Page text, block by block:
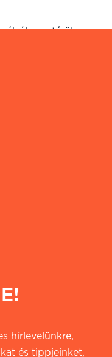
megtérül
hírlevelünkre,
és tippjeinket,